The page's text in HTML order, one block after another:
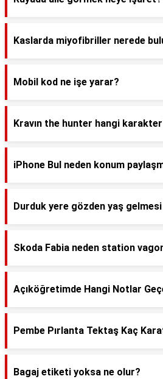
Kaslarda miyofibriller nerede
Mobil kod ne işe yarar?
Kravın the hunter hangi
iPhone Bul neden konum
Durduk yere gözden yaş
Skoda Fabia neden station
Açıköğretimde Hangi Notlar
Pembe Pırlanta Tektaş Kaç
Bagaj etiketi yoksa ne olur?